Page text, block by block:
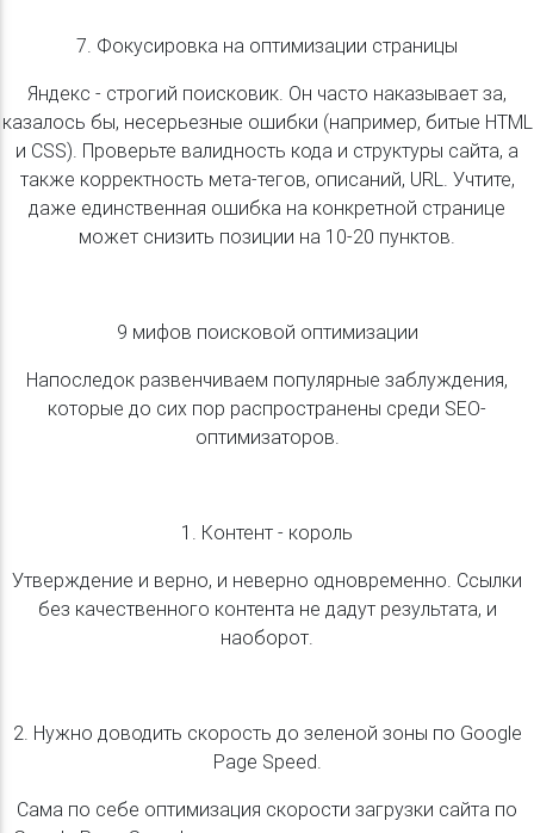
7. Фокусировка на оптимизации страницы
Яндекс - строгий поисковик. Он часто наказывает за,
казалось бы, несерьезные ошибки (например, битые HTML
и CSS). Проверьте валидность кода и структуры сайта, а
также корректность мета-тегов, описаний, URL. Учтите,
даже единственная ошибка на конкретной странице
может снизить позиции на 10-20 пунктов.
9 мифов поисковой оптимизации
Напоследок развенчиваем популярные заблуждения,
которые до сих пор распространены среди SEO-
оптимизаторов.
1. Контент - король
Утверждение и верно, и неверно одновременно. Ссылки
без качественного контента не дадут результата, и
наоборот.
2. Нужно доводить скорость до зеленой зоны по Google
Page Speed.
Сама по себе оптимизация скорости загрузки сайта по